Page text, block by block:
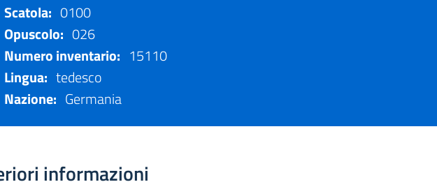
Scatola: 0100
Opuscolo: 026
Numero inventario: 15110
Lingua: tedesco
Nazione: Germania
informazioni